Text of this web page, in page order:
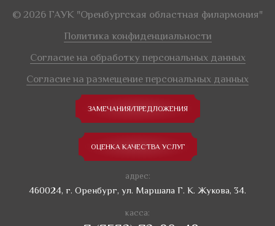
© 2026 ГАУК "Оренбургская областная филармония"
Политика конфиденциальности
Согласие на обработку персональных данных
Согласие на размещение персональных данных
ЗАМЕЧАНИЯ/ПРЕДЛОЖЕНИЯ
ОЦЕНКА КАЧЕСТВА УСЛУГ
адрес:
460024, г. Оренбург, ул. Маршала Г. К. Жукова, 34.
касса: